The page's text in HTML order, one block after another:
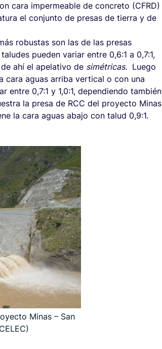
cara impermeable de concreto (CFRD)
el conjunto de presas de tierra y de
robustas son las de las presas
pueden variar entre 0,6:1 a 0,7:1,
ahí el apelativo de simétricas. Luego
cara aguas arriba vertical o con una
entre 0,7:1 y 1,0:1, dependiendo también
la presa de RCC del proyecto Minas
la cara aguas abajo con talud 0,9:1.
Minas – San